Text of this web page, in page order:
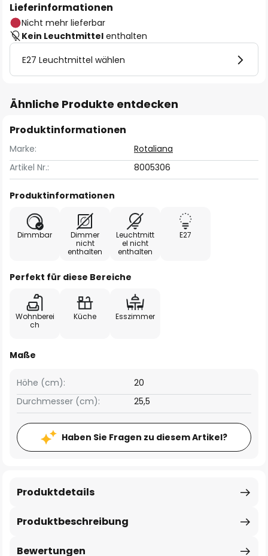
Lieferinformationen
Nicht mehr lieferbar
Kein Leuchtmittel enthalten
E27 Leuchtmittel wählen
Ähnliche Produkte entdecken
Produktinformationen
Marke:
Rotaliana
Artikel Nr.:
8005306
Produktinformationen
Dimmbar
Dimmer
nicht
enthalten
Leuchtmitt
el nicht
enthalten
E27
Perfekt für diese Bereiche
Wohnberei
ch
Küche Esszimmer
Maße
Höhe (cm):
20
Durchmesser (cm):
25,5
Haben Sie Fragen zu diesem Artikel?
Produktbeschreibung
Produktdetails
Bewertungen